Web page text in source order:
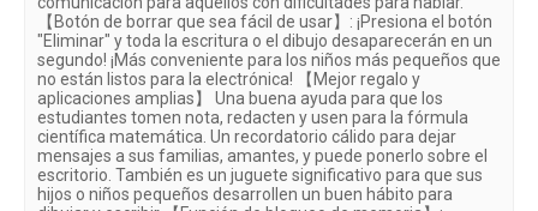
【Botón de borrar que sea fácil de usar】: ¡Presiona el botón
"Eliminar" y toda la escritura o el dibujo desaparecerán en un
segundo! ¡Más conveniente para los niños más pequeños que
no están listos para la electrónica! 【Mejor regalo y
aplicaciones amplias】 Una buena ayuda para que los
estudiantes tomen nota, redacten y usen para la fórmula
científica matemática. Un recordatorio cálido para dejar
mensajes a sus familias, amantes, y puede ponerlo sobre el
escritorio. También es un juguete significativo para que sus
hijos o niños pequeños desarrollen un buen hábito para